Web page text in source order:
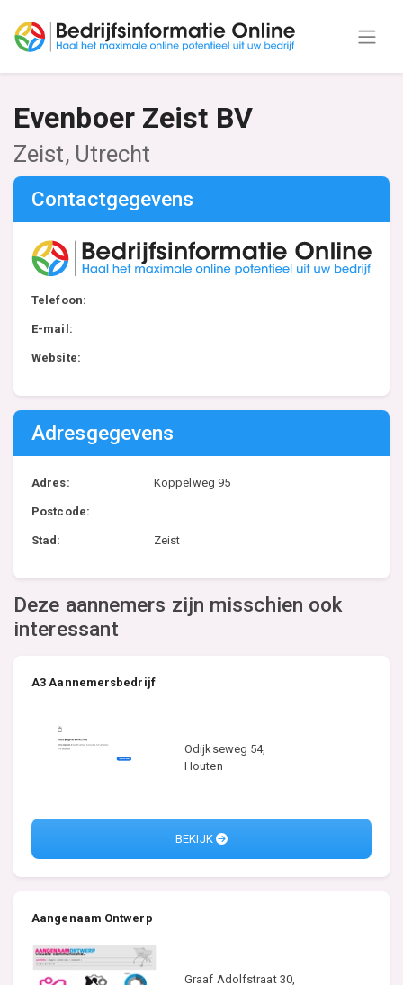
Evenboer Zeist BV
Zeist, Utrecht
Contactgegevens
Telefoon:
E-mail:
Website:
Adresgegevens
Adres: Koppelweg 95
Postcode:
Stad: Zeist
Deze aannemers zijn misschien ook
interessant
A3 Aannemersbedrijf
Odijkseweg 54,
Houten
BEKIJK
Aangenaam Ontwerp
Graaf Adolfstraat 30,